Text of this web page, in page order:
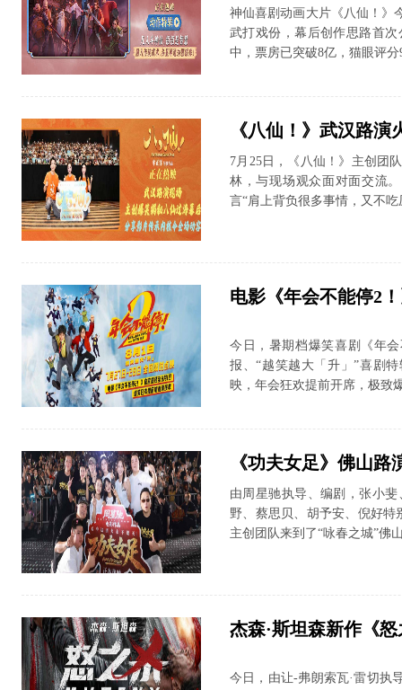
神仙喜剧动画大片《八仙！》
武打戏份，幕后创作思路首
中，票房已突破8亿，猫眼评分
《八仙！》武汉路
7月25日，《八仙！》主创团
林，与现场观众面对面交流
言“肩上背负很多事情，又不吃
电影《年会不能停2
今日，暑期档爆笑喜剧《年
报、“越笑越大「升」”喜剧
映，年会狂欢提前开席，极致
《功夫女足》佛山
由周星驰执导、编剧，张小
野、蔡思贝、胡予安、倪好特
主创团队来到了“咏春之城”佛
杰森·斯坦森新作《
今日，由让-弗朗索瓦·雷切执